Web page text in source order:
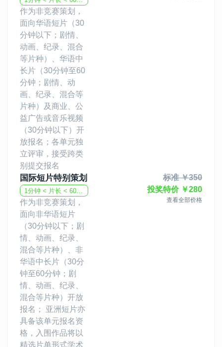
作为非竞赛策划，
面向华语短片（30
分钟以下；剧情、
动画、纪录、混合
等片种）、华语中
长片（30分钟至60
分钟；剧情、动
画、纪录、混合等
片种）及商业、公
益广告或音乐视频
（30分钟以下）开
放报名；各单元独
立评审，接受跨类
别提交报名
国际短片特别策划
作为非竞赛策划，
面向非华语短片
（30分钟以下；剧
情、动画、纪录、
混合等片种）、非
华语中长片（30分
钟至60分钟；剧
情、动画、纪录、
混合等片种）开放
报名； 亚洲短片亦
具备该单元报名资
格，入围作品将以
精选片单形式学术
标准￥350
投奖特价￥280
查看全部价格